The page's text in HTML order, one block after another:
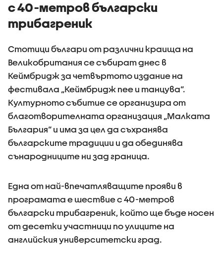
с 40-метров български
трибагреник
Стотици българи от различни краища на
Великобритания се събират днес в
Кеймбридж за четвъртото издание на
фестивала „Кеймбридж пее и танцува“.
Културното събитие се организира от
благотворителната организация „Малката
България“ и има за цел да съхранява
българските традиции и да обединява
сънародниците ни зад граница.
Една от най-впечатляващите прояви в
програмата е шествие с 40-метров
български трибагреник, който ще бъде носен
от десетки участници по улиците на
английския университетски град.